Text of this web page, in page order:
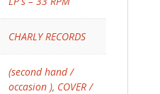
CHARLY RECORDS
(second hand /
occasion ), COVER /